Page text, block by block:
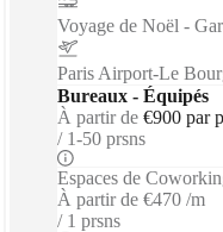
Voyage de Noël -
Paris Airport-Le
Bureaux - Équipés
À partir de €900 par
1-50 prsns
Espaces de
À partir de €470 /m
1 prsns